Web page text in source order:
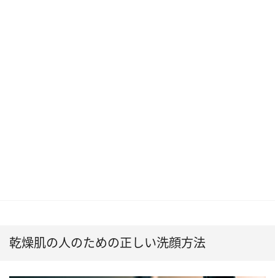
乾燥肌の人のための正しい洗顔方法